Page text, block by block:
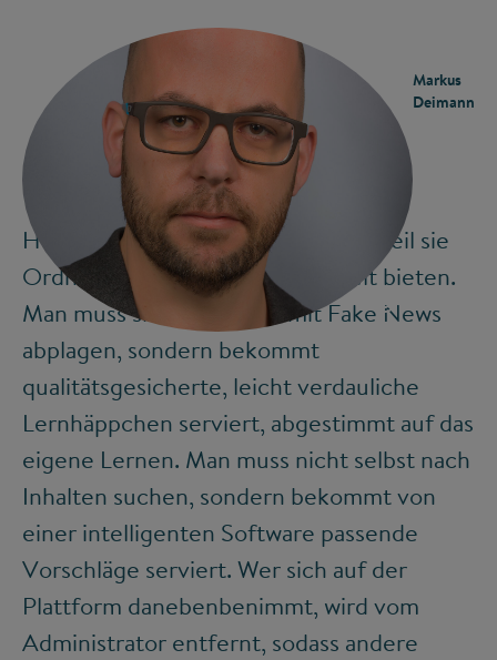
©
Markus
Deimann
Heute sind Plattformen attraktiv, weil sie
Ordnung in einer komplexen Welt bieten.
Man muss sich dort nicht mit Fake News
abplagen, sondern bekommt
qualitätsgesicherte, leicht verdauliche
Lernhäppchen serviert, abgestimmt auf das
eigene Lernen. Man muss nicht selbst nach
Inhalten suchen, sondern bekommt von
einer intelligenten Software passende
Vorschläge serviert. Wer sich auf der
Plattform danebenbenimmt, wird vom
Administrator entfernt, sodass andere